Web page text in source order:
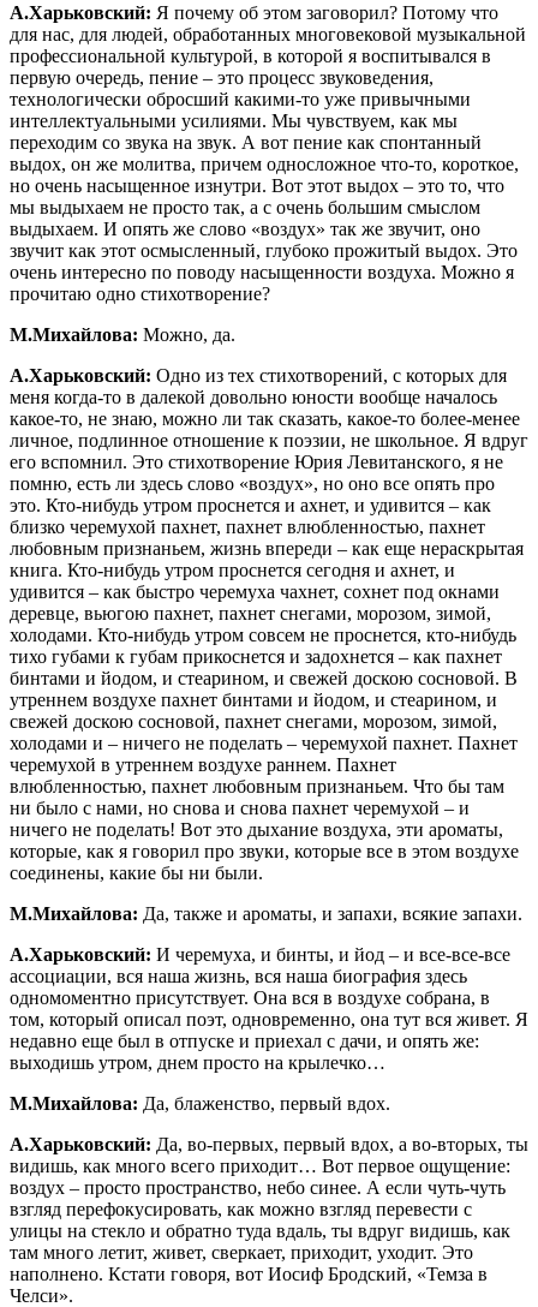
А.Харьковский: Я почему об этом заговорил? Потому что
для нас, для людей, обработанных многовековой музыкальной
профессиональной культурой, в которой я воспитывался в
первую очередь, пение – это процесс звуковедения,
технологически обросший какими-то уже привычными
интеллектуальными усилиями. Мы чувствуем, как мы
переходим со звука на звук. А вот пение как спонтанный
выдох, он же молитва, причем односложное что-то, короткое,
но очень насыщенное изнутри. Вот этот выдох – это то, что
мы выдыхаем не просто так, а с очень большим смыслом
выдыхаем. И опять же слово «воздух» так же звучит, оно
звучит как этот осмысленный, глубоко прожитый выдох. Это
очень интересно по поводу насыщенности воздуха. Можно я
прочитаю одно стихотворение?
М.Михайлова: Можно, да.
А.Харьковский: Одно из тех стихотворений, с которых для
меня когда-то в далекой довольно юности вообще началось
какое-то, не знаю, можно ли так сказать, какое-то более-менее
личное, подлинное отношение к поэзии, не школьное. Я вдруг
его вспомнил. Это стихотворение Юрия Левитанского, я не
помню, есть ли здесь слово «воздух», но оно все опять про
это. Кто-нибудь утром проснется и ахнет, и удивится – как
близко черемухой пахнет, пахнет влюбленностью, пахнет
любовным признаньем, жизнь впереди – как еще нераскрытая
книга. Кто-нибудь утром проснется сегодня и ахнет, и
удивится – как быстро черемуха чахнет, сохнет под окнами
деревце, вьюгою пахнет, пахнет снегами, морозом, зимой,
холодами. Кто-нибудь утром совсем не проснется, кто-нибудь
тихо губами к губам прикоснется и задохнется – как пахнет
бинтами и йодом, и стеарином, и свежей доскою сосновой. В
утреннем воздухе пахнет бинтами и йодом, и стеарином, и
свежей доскою сосновой, пахнет снегами, морозом, зимой,
холодами и – ничего не поделать – черемухой пахнет. Пахнет
черемухой в утреннем воздухе раннем. Пахнет
влюбленностью, пахнет любовным признаньем. Что бы там
ни было с нами, но снова и снова пахнет черемухой – и
ничего не поделать! Вот это дыхание воздуха, эти ароматы,
которые, как я говорил про звуки, которые все в этом воздухе
соединены, какие бы ни были.
М.Михайлова: Да, также и ароматы, и запахи, всякие запахи.
А.Харьковский: И черемуха, и бинты, и йод – и все-все-все
ассоциации, вся наша жизнь, вся наша биография здесь
одномоментно присутствует. Она вся в воздухе собрана, в
том, который описал поэт, одновременно, она тут вся живет. Я
недавно еще был в отпуске и приехал с дачи, и опять же:
выходишь утром, днем просто на крылечко…
М.Михайлова: Да, блаженство, первый вдох.
А.Харьковский: Да, во-первых, первый вдох, а во-вторых, ты
видишь, как много всего приходит… Вот первое ощущение:
воздух – просто пространство, небо синее. А если чуть-чуть
взгляд перефокусировать, как можно взгляд перевести с
улицы на стекло и обратно туда вдаль, ты вдруг видишь, как
там много летит, живет, сверкает, приходит, уходит. Это
наполнено. Кстати говоря, вот Иосиф Бродский, «Темза в
Челси».